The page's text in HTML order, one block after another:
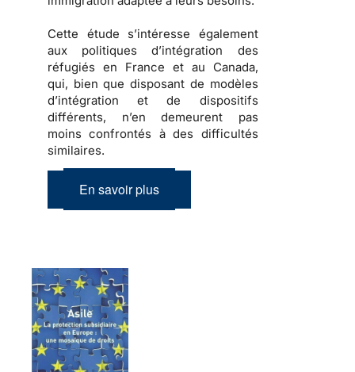
Cette étude s’intéresse également
aux politiques d’intégration des
réfugiés en France et au Canada,
qui, bien que disposant de modèles
d’intégration et de dispositifs
différents, n’en demeurent pas
moins confrontés à des difficultés
similaires.
En savoir plus